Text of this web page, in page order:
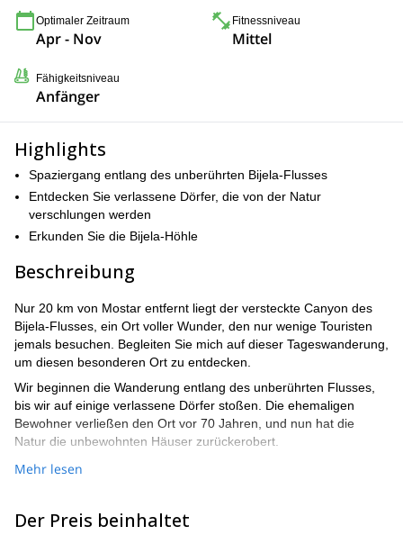
Optimaler Zeitraum
Apr - Nov
Fitnessniveau
Mittel
Fähigkeitsniveau
Anfänger
Highlights
Spaziergang entlang des unberührten Bijela-Flusses
Entdecken Sie verlassene Dörfer, die von der Natur
verschlungen werden
Erkunden Sie die Bijela-Höhle
Beschreibung
Nur 20 km von Mostar entfernt liegt der versteckte Canyon des
Bijela-Flusses, ein Ort voller Wunder, den nur wenige Touristen
jemals besuchen. Begleiten Sie mich auf dieser Tageswanderung,
um diesen besonderen Ort zu entdecken.
Wir beginnen die Wanderung entlang des unberührten Flusses,
bis wir auf einige verlassene Dörfer stoßen. Die ehemaligen
Bewohner verließen den Ort vor 70 Jahren, und nun hat die
Natur die unbewohnten Häuser zurückerobert.
Als nächstes kommt die Hauptattraktion: die wunderschöne
genossen haben, machen wir uns auf den Rückweg und
Mehr lesen
Der Preis beinhaltet